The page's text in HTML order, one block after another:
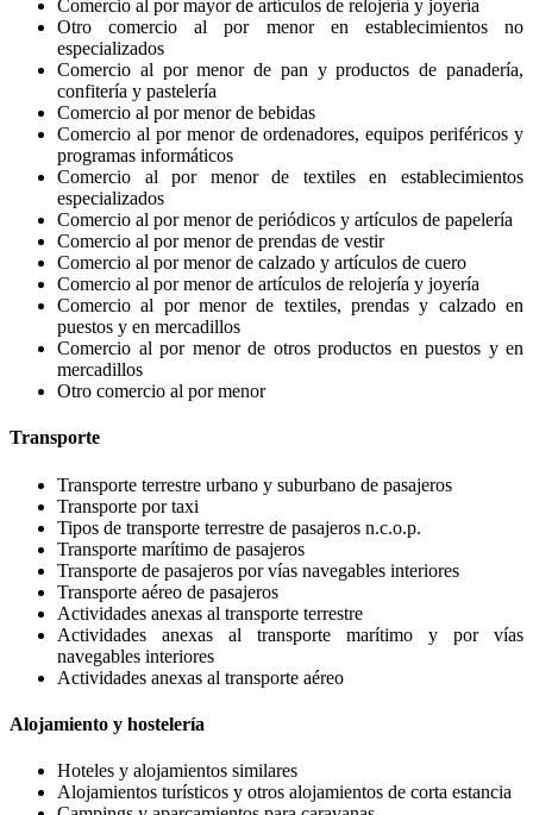
Comercio al por mayor de artículos de relojería y joyería
Otro comercio al por menor en establecimientos no
especializados
Comercio al por menor de pan y productos de panadería,
confitería y pastelería
Comercio al por menor de bebidas
Comercio al por menor de ordenadores, equipos periféricos y
programas informáticos
Comercio al por menor de textiles en establecimientos
especializados
Comercio al por menor de periódicos y artículos de papelería
Comercio al por menor de prendas de vestir
Comercio al por menor de calzado y artículos de cuero
Comercio al por menor de artículos de relojería y joyería
Comercio al por menor de textiles, prendas y calzado en
puestos y en mercadillos
Comercio al por menor de otros productos en puestos y en
mercadillos
Otro comercio al por menor
Transporte
Transporte terrestre urbano y suburbano de pasajeros
Transporte por taxi
Tipos de transporte terrestre de pasajeros n.c.o.p.
Transporte marítimo de pasajeros
Transporte de pasajeros por vías navegables interiores
Transporte aéreo de pasajeros
Actividades anexas al transporte terrestre
Actividades anexas al transporte marítimo y por vías
navegables interiores
Actividades anexas al transporte aéreo
Alojamiento y hostelería
Hoteles y alojamientos similares
Alojamientos turísticos y otros alojamientos de corta estancia